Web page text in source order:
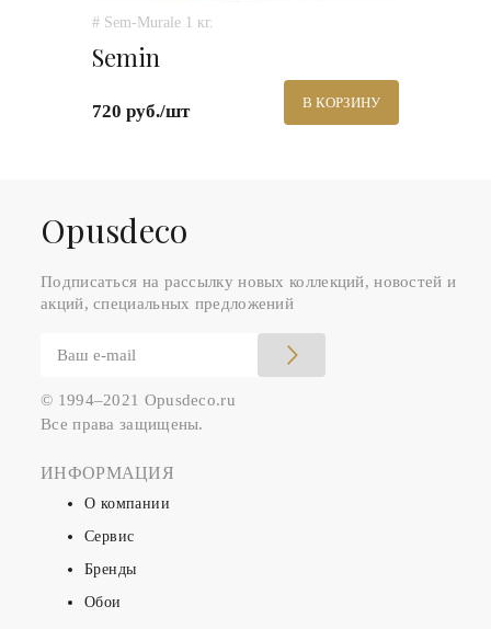
# Sem-Murale 1 кг.
Semin
720 руб./шт В КОРЗИНУ
Оpusdeco
Подписаться на рассылку новых коллекций, новостей и
акций, специальных предложений
© 1994–2021 Opusdeco.ru
Все права защищены.
ИНФОРМАЦИЯ
О компании
Сервис
Бренды
Обои